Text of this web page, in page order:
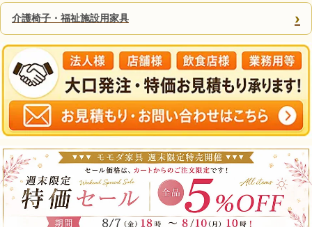
介護椅子・福祉施設用家具 ›